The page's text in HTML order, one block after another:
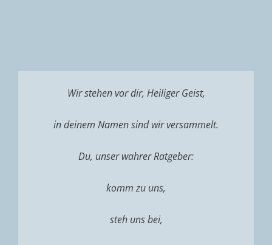
Wir stehen vor dir, Heiliger Geist,
in deinem Namen sind wir versammelt.
Du, unser wahrer Ratgeber:
komm zu uns,
steh uns bei,